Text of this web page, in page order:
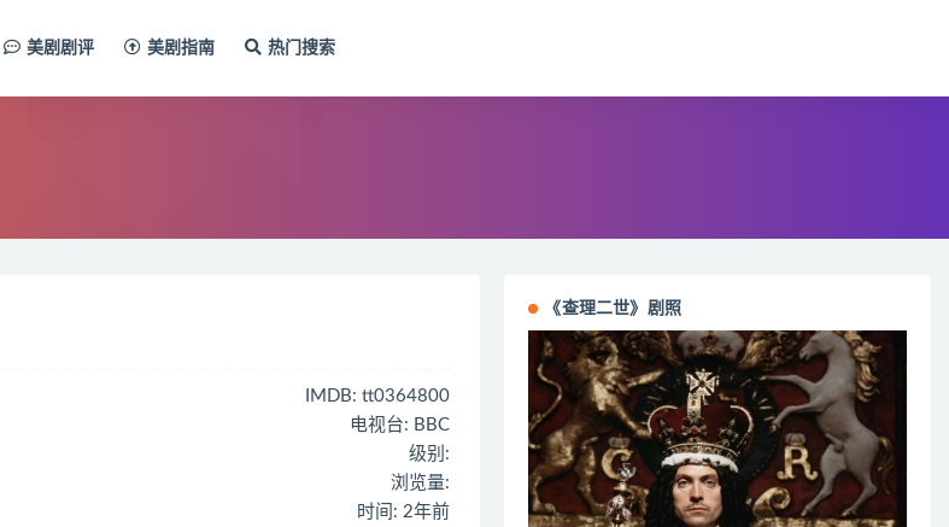
美剧剧评 美剧指南 热门搜索
IMDB: tt0364800
电视台: BBC
级别:
浏览量:
时间: 2年前
《查理二世》剧照